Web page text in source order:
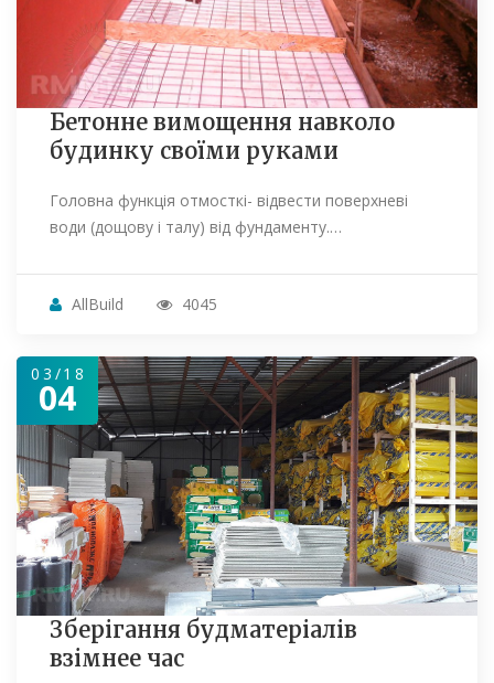
Бетонне вимощення навколо
будинку своїми руками
Головна функція отмосткі- відвести поверхневі
води (дощову і талу) від фундаменту.…
AllBuild 4045
03/18
04
Зберігання будматеріалів
взімнее час